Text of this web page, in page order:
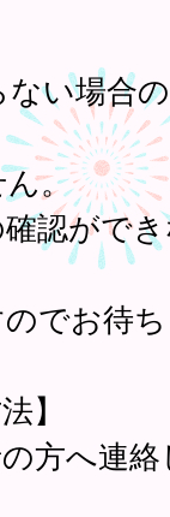
い場合
。
認がで
でお待
】
方へ連